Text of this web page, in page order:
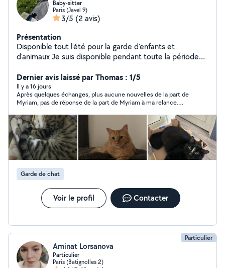
Baby-sitter
Paris (Javel 9)
3/5 (2 avis)
Présentation
Disponible tout l'été pour la garde d'enfants et
d'animaux Je suis disponible pendant toute la période
ponctuelle) ainsi que pour la garde de vos animaux.
Ayant vécu avec des chats, je sais très bien m'en
occuper et répondre à leurs besoins avec attention et
bienveillance. Concernant les enfants, j'ai déjà de
l'expérience dans la garde régulière et occasionnelle.
Sérieuse, responsable et à l'écoute, j'entretiens de très
bonnes relations avec les enfants et veille à leur
sécurité tout en leur proposant des activités adaptées.
N'hésitez pas à me contacter pour plus d'informations
ou pour discuter de vos besoins.
Dernier avis laissé par Thomas : 1/5
Il y a 16 jours
Après quelques échanges, plus aucune nouvelles de la part de
Myriam, pas de réponse de la part de Myriam à ma relance.
Garde de chat
Voir le profil Contacter
Particulier
Aminat Lorsanova
Particulier
Paris (Batignolles 2)